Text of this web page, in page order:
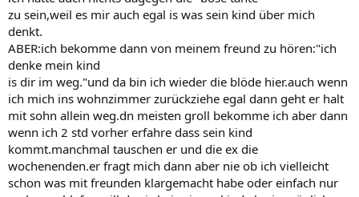
zu sein,weil es mir auch egal is was sein kind über mich
denkt.
ABER:ich bekomme dann von meinem freund zu hören:"ich
denke mein kind
is dir im weg."und da bin ich wieder die blöde hier.auch wenn
ich mich ins wohnzimmer zurückziehe egal dann geht er halt
mit sohn allein weg.dn meisten groll bekomme ich aber dann
wenn ich 2 std vorher erfahre dass sein kind
kommt.manchmal tauschen er und die ex die
wochenenden.er fragt mich dann aber nie ob ich vielleicht
schon was mit freunden klargemacht habe oder einfach nur